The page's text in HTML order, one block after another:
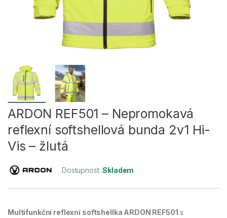
ARDON REF501 – Nepromokavá
reflexní softshellová bunda 2v1 Hi-
Vis – žlutá
Dostupnost:Skladem
Multifunkční reflexní softshellka ARDON REF501 s